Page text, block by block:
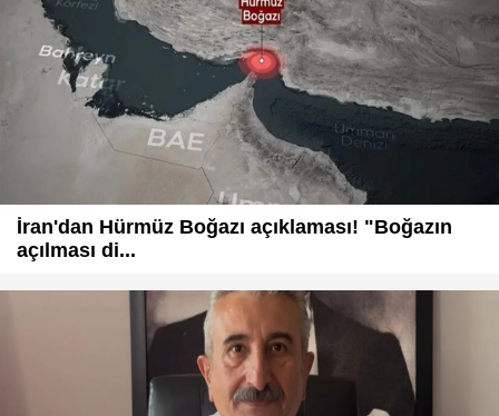
İran'dan Hürmüz Boğazı açıklaması! "Boğazın
açılması di...